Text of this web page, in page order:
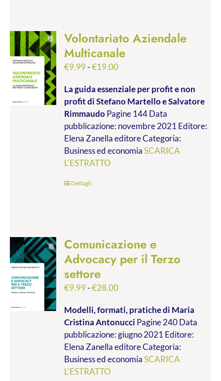
Volontariato Aziendale
Multicanale
€9.99-€19.00Fascia
prezzo:
da
€9.99
a
€19.00
La guida essenziale per profit e non
profitdi Stefano Martello e Salvatore
RimmaudoPagine 144 Data
pubblicazione: novembre 2021 Editore:
Elena Zanella editore Categoria:
Business ed economiaSCARICA
L'ESTRATTO
Dettagli
Comunicazione e
Advocacy per il Terzo
settore
€9.99-€28.00Fascia
prezzo:
da
€9.99
a
€28.00
Modelli, formati, pratichedi Maria
Cristina Antonucci Pagine 240 Data
pubblicazione: giugno 2021 Editore:
Elena Zanella editore Categoria:
Business ed economiaSCARICA
L'ESTRATTO